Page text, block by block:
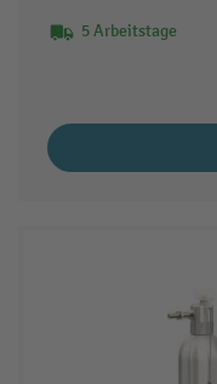
5 Arbeitstage